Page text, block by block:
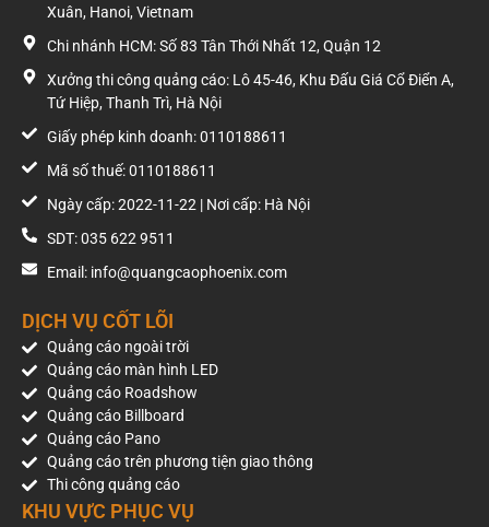
Xuân, Hanoi, Vietnam
Chi nhánh HCM: Số 83 Tân Thới Nhất 12, Quận 12
Xưởng thi công quảng cáo: Lô 45-46, Khu Đấu Giá Cổ Điển A,
Tứ Hiệp, Thanh Trì, Hà Nội
Giấy phép kinh doanh: 0110188611
Mã số thuế: 0110188611
Ngày cấp: 2022-11-22 | Nơi cấp: Hà Nội
SDT: 035 622 9511
Email: info@quangcaophoenix.com
DỊCH VỤ CỐT LÕI
Quảng cáo ngoài trời
Quảng cáo màn hình LED
Quảng cáo Roadshow
Quảng cáo Billboard
Quảng cáo Pano
Quảng cáo trên phương tiện giao thông
Thi công quảng cáo
KHU VỰC PHỤC VỤ